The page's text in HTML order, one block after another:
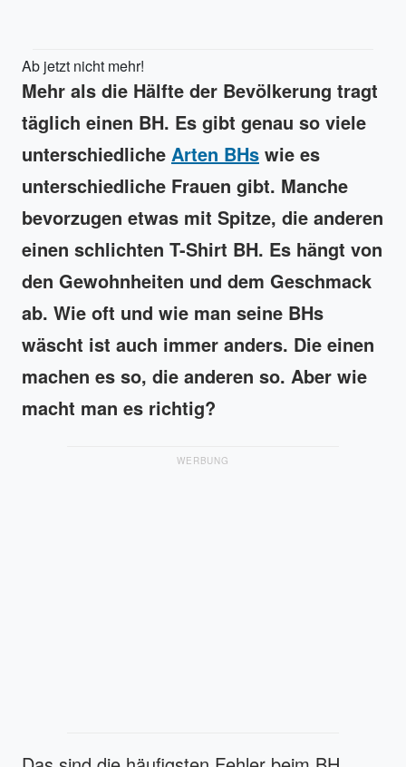
Ab jetzt nicht mehr!
Mehr als die Hälfte der Bevölkerung tragt
täglich einen BH. Es gibt genau so viele
unterschiedliche Arten BHs wie es
unterschiedliche Frauen gibt. Manche
bevorzugen etwas mit Spitze, die anderen
einen schlichten T-Shirt BH. Es hängt von
den Gewohnheiten und dem Geschmack
ab. Wie oft und wie man seine BHs
wäscht ist auch immer anders. Die einen
machen es so, die anderen so. Aber wie
macht man es richtig?
WERBUNG